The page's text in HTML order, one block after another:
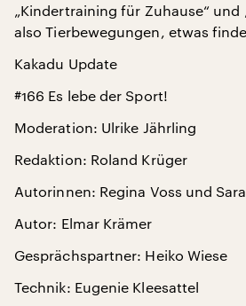
„Kindertraining für Zuhause“ und
also Tierbewegungen, etwas
Kakadu Update
#166 Es lebe der Sport!
Moderation: Ulrike Jährling
Redaktion: Roland Krüger
Autorinnen: Regina Voss und
Autor: Elmar Krämer
Gesprächspartner: Heiko Wiese
Technik: Eugenie Kleesattel